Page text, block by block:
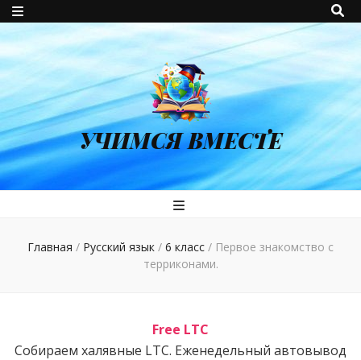
УЧИМСЯ ВМЕСТЕ
Главная / Русский язык / 6 класс / Первое знакомство с
терриконами.
Free LTC
Собираем халявные LTC. Еженедельный автовывод